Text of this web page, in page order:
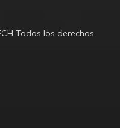
Todos los derechos